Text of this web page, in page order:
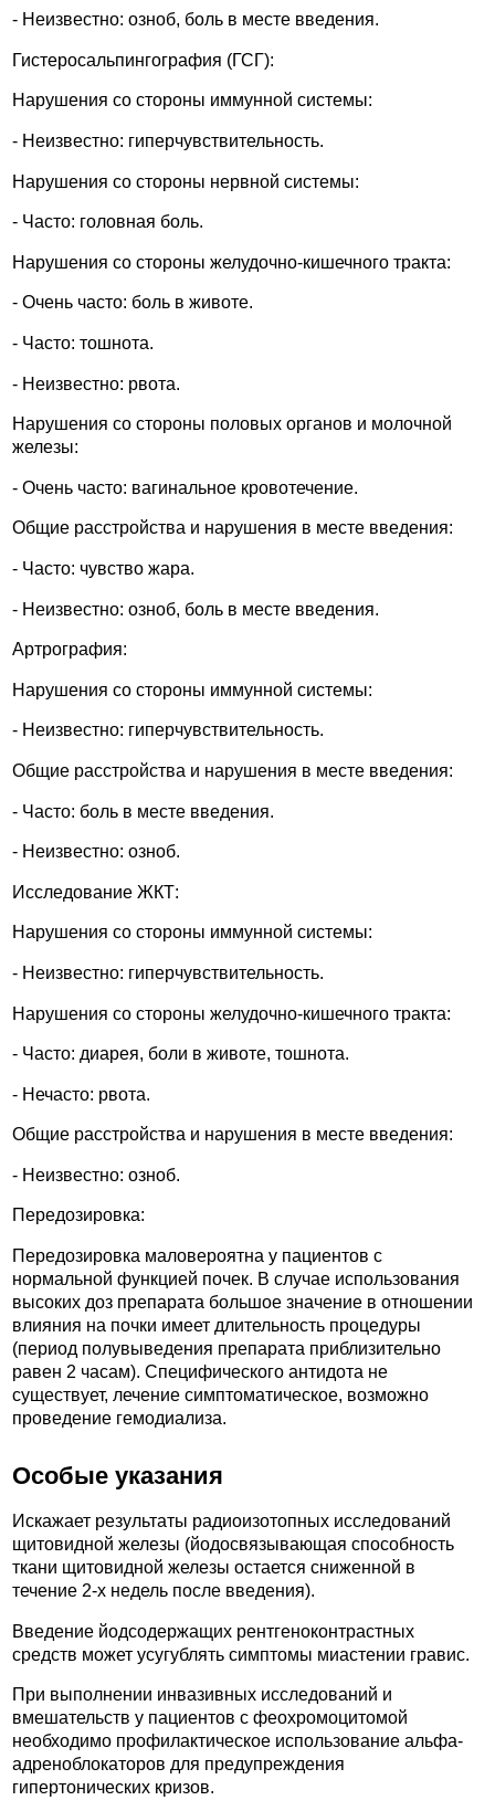
- Неизвестно: озноб, боль в месте введения.
Гистеросальпингография (ГСГ):
Нарушения со стороны иммунной системы:
- Неизвестно: гиперчувствительность.
Нарушения со стороны нервной системы:
- Часто: головная боль.
Нарушения со стороны желудочно-кишечного тракта:
- Очень часто: боль в животе.
- Часто: тошнота.
- Неизвестно: рвота.
Нарушения со стороны половых органов и молочной
железы:
- Очень часто: вагинальное кровотечение.
Общие расстройства и нарушения в месте введения:
- Часто: чувство жара.
- Неизвестно: озноб, боль в месте введения.
Артрография:
Нарушения со стороны иммунной системы:
- Неизвестно: гиперчувствительность.
Общие расстройства и нарушения в месте введения:
- Часто: боль в месте введения.
- Неизвестно: озноб.
Исследование ЖКТ:
Нарушения со стороны иммунной системы:
- Неизвестно: гиперчувствительность.
Нарушения со стороны желудочно-кишечного тракта:
- Часто: диарея, боли в животе, тошнота.
- Нечасто: рвота.
Общие расстройства и нарушения в месте введения:
- Неизвестно: озноб.
Передозировка:
Передозировка маловероятна у пациентов с
нормальной функцией почек. В случае использования
высоких доз препарата большое значение в отношении
влияния на почки имеет длительность процедуры
(период полувыведения препарата приблизительно
равен 2 часам). Специфического антидота не
существует, лечение симптоматическое, возможно
проведение гемодиализа.
Особые указания
Искажает результаты радиоизотопных исследований
щитовидной железы (йодосвязывающая способность
ткани щитовидной железы остается сниженной в
течение 2-х недель после введения).
Введение йодсодержащих рентгеноконтрастных
средств может усугублять симптомы миастении гравис.
При выполнении инвазивных исследований и
вмешательств у пациентов с феохромоцитомой
необходимо профилактическое использование альфа-
адреноблокаторов для предупреждения
гипертонических кризов.